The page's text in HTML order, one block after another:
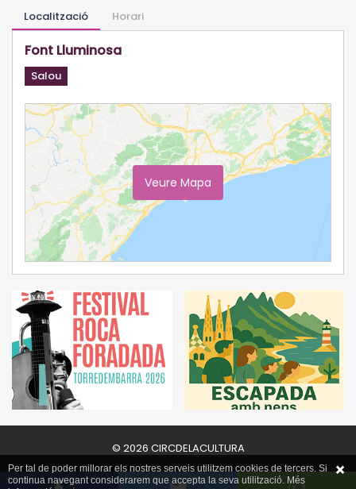
Localització Horari
Font Lluminosa
Salou
Veure Mapa
© 2026 CIRCDELACULTURA
Per tal de poder millorar els nostres serveis utilitzem cookies de tercers. Si
continua navegant considerarem que accepta la seva utilització. Més